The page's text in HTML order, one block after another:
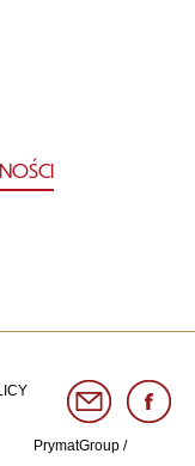
PrymatGroup /